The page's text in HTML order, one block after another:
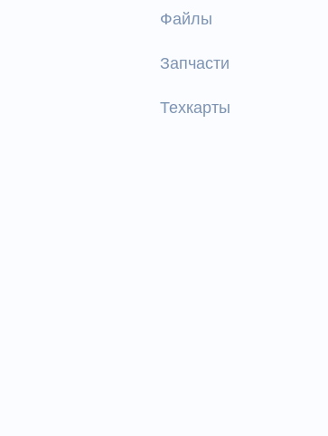
Файлы
Запчасти
Техкарты